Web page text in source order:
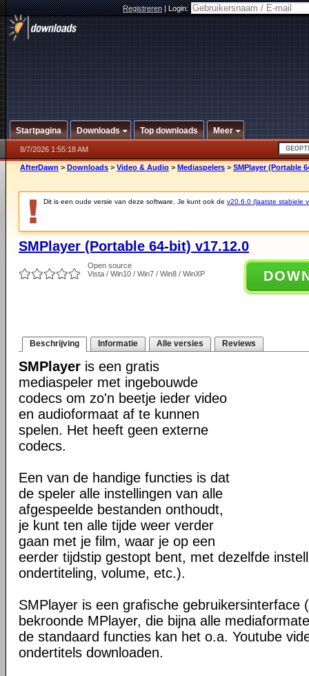
Registreren|Login:
Startpagina Downloads Top downloads Meer
8/7/2026 1:55:18 AM
AfterDawn > Downloads > Video & Audio > Mediaspelers > SMPlayer (Portable
Dit is een oude versie van deze software. Je kunt ook de v20.6.0 (laatste stabiele
SMPlayer (Portable 64-bit) v17.12.0
Open source
Vista / Win10 / Win7 / Win8 / WinXP
Beschrijving Informatie Alle versies Reviews
SMPlayer is een gratis
mediaspeler met ingebouwde
codecs om zo'n beetje ieder video
en audioformaat af te kunnen
spelen. Het heeft geen externe
codecs.
Een van de handige functies is dat
de speler alle instellingen van alle
afgespeelde bestanden onthoudt,
je kunt ten alle tijde weer verder
gaan met je film, waar je op een
eerder tijdstip gestopt bent, met dezelfde
ondertiteling, volume, etc.).
SMPlayer is een grafische gebruikersinterface
bekroonde MPlayer, die bijna alle
de standaard functies kan het o.a. Youtube
ondertitels downloaden.